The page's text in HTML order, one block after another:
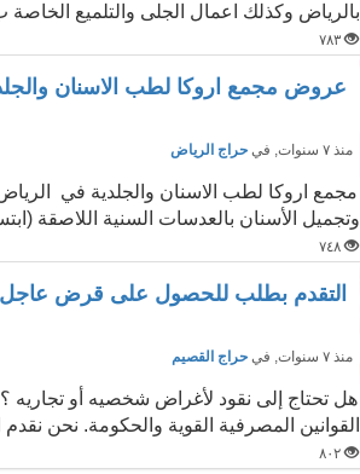
بالرياض وكذلك اعمال الجلى والتلميع الخاصة
٧٨٣
عروض مجمع اروكا لطب الاسنان والجلدية في
منذ ٧ سنوات , فيحراج الرياض
وتجميل الأسنان بالعدسات السنية اللاصقة
٧٤٨
التقدم بطلب للحصول على قرض
منذ ٧ سنوات , فيحراج القصيم
هل تحتاج إلى نقود لأغراض شخصيه أو تجاريه
القوانين المصرفية القوية والحكومة. نحن
٨٠٢